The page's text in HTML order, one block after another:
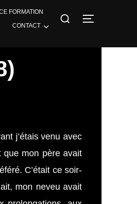
FORMATION
CONTACT
j’étais venu avec
que mon père avait
C’était ce soir-
mon neveu avait